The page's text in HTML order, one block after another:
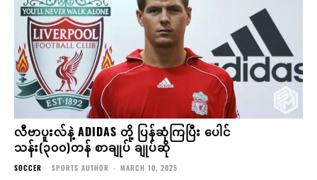
လီဗာပူးလ်နဲ့ ADIDAS တို့ ပြန်ဆုံကြပြီး ပေါင်
သန်း(၃၀၀)တန် စာချုပ် ချုပ်ဆို
SOCCER SPORTS AUTHOR - MARCH 10, 2025